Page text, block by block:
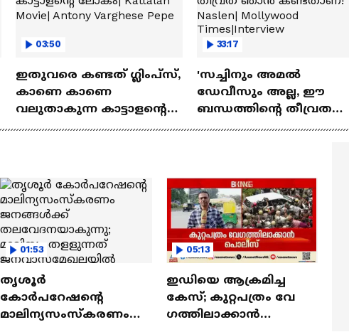
03:50
ഇതുവരെ കണ്ടത് ഗ്ലിംപ്സ്,
കാണെ കാണെ
വലുതാകുന്ന കാട്ടാളൻ്റെ
ലോകം| Kattalan Movie|
33:17
'സച്ചിനും അമൽ
ഡേവീസും അല്ല, ഈ
ബന്ധത്തിൻ്റെ തീവ്രത
ഞാൻ കണ്ടതാണ്!' |
01:53
തൃശൂർ
കോർപറേഷന്റെ
മാലിന്യസംസ്കരണം
05:13
ഇഡിയെ ആക്രമിച്ച
കേസ്; കുറ്റപത്രം വേ​
ഗത്തിലാക്കാൻ